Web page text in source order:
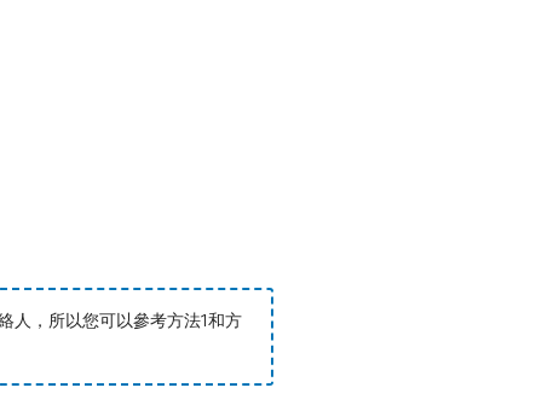
人，所以您可以參考方法1和方